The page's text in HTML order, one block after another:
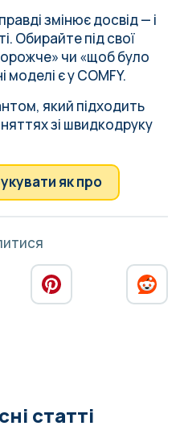
змінює досвід — і
Обирайте під свої
чи «щоб було
моделі є у COMFY.
який підходить
зі швидкодруку
як про
статті